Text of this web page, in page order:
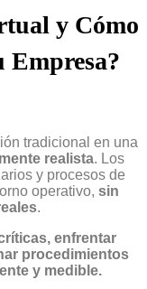
y Cómo
Empresa?
tradicional en una
realista. Los
y procesos de
operativo, sin
.
enfrentar
procedimientos
y medible.